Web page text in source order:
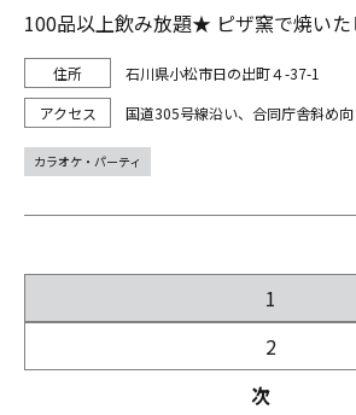
100品以上飲み放題★ ピザ窯で焼い
石川県小松市日の出町４-37-1
国道305号線沿い、合同庁舎斜め向
カラオケ・パーティ
1
2
次